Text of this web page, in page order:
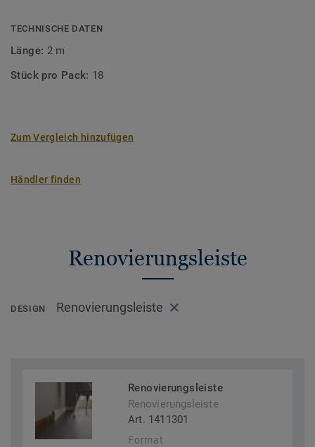
TECHNISCHE DATEN
Länge: 2 m
Stück pro Pack: 18
Zum Vergleich hinzufügen
Händler finden
Renovierungsleiste
DESIGN Renovierungsleiste
Renovierungsleiste
Renovierungsleiste
Art. 1411301
Format